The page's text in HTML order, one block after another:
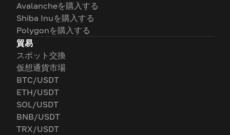
Avalancheを購入する
Shiba Inuを購入する
Polygonを購入する
貿易
スポット交換
仮想通貨市場
BTC/USDT
ETH/USDT
SOL/USDT
BNB/USDT
TRX/USDT